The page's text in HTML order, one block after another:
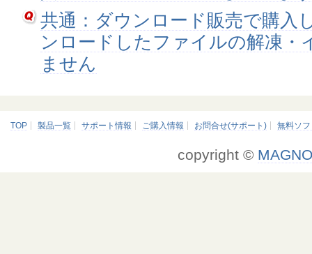
共通：ダウンロード販売で購入
ンロードしたファイルの解凍・
ません
TOP 製品一覧 サポート情報 ご購入情報 お問合せ(サポート) 無料ソフ
copyright ©